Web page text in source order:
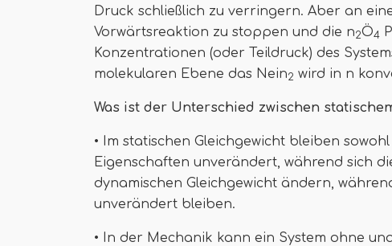
Druck schließlich zu verringern. Aber an
Vorwärtsreaktion zu stoppen und die n2Ö4
Konzentrationen (oder Teildruck) des
molekularen Ebene das Nein2 wird in n
Was ist der Unterschied zwischen
• Im statischen Gleichgewicht bleiben
Eigenschaften unverändert, während sich
dynamischen Gleichgewicht ändern,
unverändert bleiben.
• In der Mechanik kann ein System ohne